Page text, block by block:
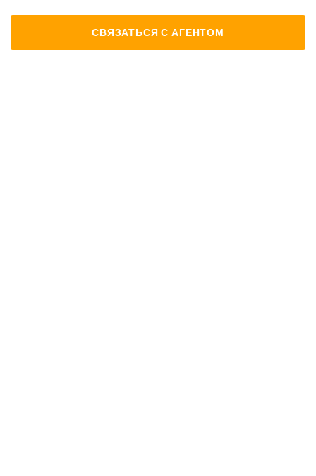
СВЯЗАТЬСЯ С АГЕНТОМ